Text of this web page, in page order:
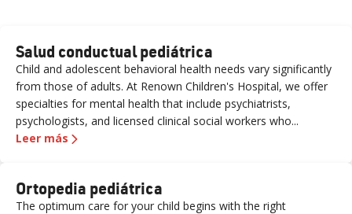
Salud conductual pediátrica
Child and adolescent behavioral health needs vary significantly
from those of adults. At Renown Children's Hospital, we offer
specialties for mental health that include psychiatrists,
psychologists, and licensed clinical social workers who...
Leer más
Ortopedia pediátrica
The optimum care for your child begins with the right